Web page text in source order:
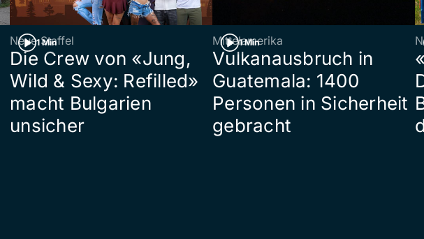
1 Min
Neue Staffel
Die Crew von «Jung,
Wild & Sexy: Refilled»
macht Bulgarien
unsicher
1 Min
Mittelamerika
Vulkanausbruch in
Guatemala: 1400
Personen in Sicherheit
gebracht